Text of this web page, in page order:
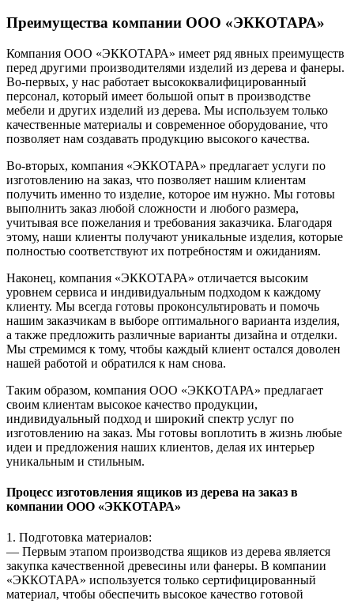
Преимущества компании ООО «ЭККОТАРА»
Компания ООО «ЭККОТАРА» имеет ряд явных преимуществ
перед другими производителями изделий из дерева и фанеры.
Во-первых, у нас работает высококвалифицированный
персонал, который имеет большой опыт в производстве
мебели и других изделий из дерева. Мы используем только
качественные материалы и современное оборудование, что
позволяет нам создавать продукцию высокого качества.
Во-вторых, компания «ЭККОТАРА» предлагает услуги по
изготовлению на заказ, что позволяет нашим клиентам
получить именно то изделие, которое им нужно. Мы готовы
выполнить заказ любой сложности и любого размера,
учитывая все пожелания и требования заказчика. Благодаря
этому, наши клиенты получают уникальные изделия, которые
полностью соответствуют их потребностям и ожиданиям.
Наконец, компания «ЭККОТАРА» отличается высоким
уровнем сервиса и индивидуальным подходом к каждому
клиенту. Мы всегда готовы проконсультировать и помочь
нашим заказчикам в выборе оптимального варианта изделия,
а также предложить различные варианты дизайна и отделки.
Мы стремимся к тому, чтобы каждый клиент остался доволен
нашей работой и обратился к нам снова.
Таким образом, компания ООО «ЭККОТАРА» предлагает
своим клиентам высокое качество продукции,
индивидуальный подход и широкий спектр услуг по
изготовлению на заказ. Мы готовы воплотить в жизнь любые
идеи и предложения наших клиентов, делая их интерьер
уникальным и стильным.
Процесс изготовления ящиков из дерева на заказ в
компании ООО «ЭККОТАРА»
1. Подготовка материалов:
— Первым этапом производства ящиков из дерева является
закупка качественной древесины или фанеры. В компании
«ЭККОТАРА» используется только сертифицированный
материал, чтобы обеспечить высокое качество готовой